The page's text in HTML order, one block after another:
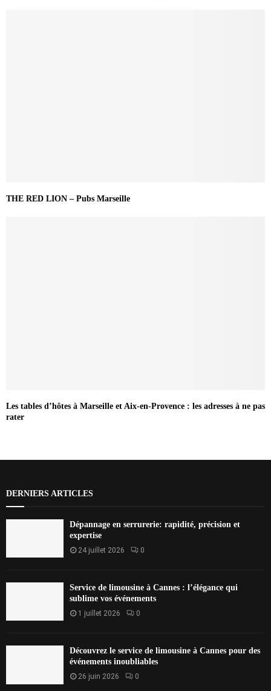
THE RED LION – Pubs Marseille
Les tables d’hôtes à Marseille et Aix-en-Provence : les adresses à ne pas
rater
DERNIERS ARTICLES
Dépannage en serrurerie: rapidité, précision et
expertise
24 juillet 2026 0
Service de limousine à Cannes : l’élégance qui
sublime vos événements
1 juillet 2026 0
Découvrez le service de limousine à Cannes pour des
événements inoubliables
26 juin 2026 0